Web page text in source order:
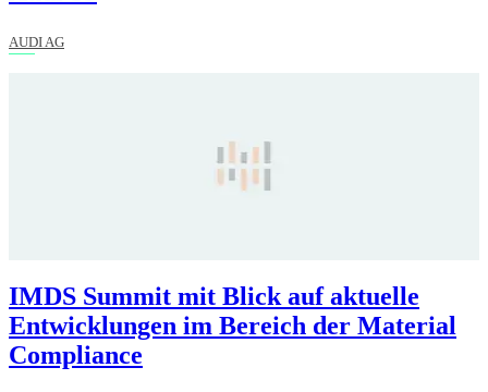
AUDI AG
IMDS Summit mit Blick auf aktuelle
Entwicklungen im Bereich der Material
Compliance